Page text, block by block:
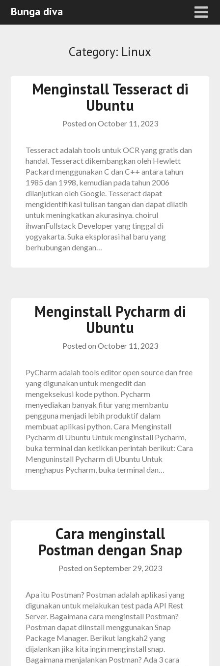
Bunga diva
Category: Linux
Menginstall Tesseract di
Ubuntu
Posted on October 11, 2023
Tesseract adalah tools untuk OCR yang gratis dan
handal. Tesseract dikembangkan oleh Hewlett
Packard menggunakan C dan C++ antara tahun
1985 dan 1998, kemudian pada tahun 2006
dilanjutkan oleh Google. Tesseract dapat
mengidentifikasi tulisan tangan dan dapat dilatih
untuk meningkatkan akurasinya. choirul
ihwanFullstack Developer yang tinggal di
yogyakarta. Suka eksplorasi hal baru yang
berhubungan dengan…
Menginstall Pycharm di
Ubuntu
Posted on October 11, 2023
PyCharm adalah tools editor open source dan free
yang digunakan untuk mengedit dan
mengeksekusi kode python. Pycharm
menyediakan banyak fitur yang membantu
pengguna menjadi lebih produktif dalam
membuat aplikasi python. Cara Menginstall
Pycharm di Ubuntu Untuk menginstall Pycharm,
buka terminal dan ketikkan perintah berikut: Cara
Menguninstall Pycharm di Ubuntu Untuk
menghapus Pycharm, buka terminal dan…
Cara menginstall
Postman dengan Snap
Posted on September 29, 2023
Apa itu Postman? Postman adalah aplikasi yang
digunakan untuk melakukan test pada API Rest
Server. Bagaimana cara menginstall Postman?
Postman dapat diinstall menggunakan Snap
Package Manager. Berikut langkah2 yang
dijalankan jika kita ingin menginstall snap.
Bagaimana menjalankan Postman? Ada 3 cara